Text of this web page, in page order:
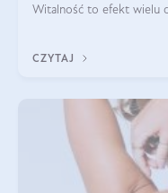
Witalność to efekt wielu
CZYTAJ